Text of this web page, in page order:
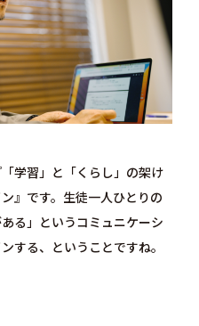
学習」と「くらし」の架け
』です。生徒一人ひとりの
る」というコミュニケーシ
する、ということですね。